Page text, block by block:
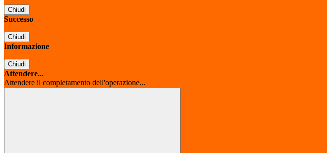
Chiudi
Successo
Chiudi
Informazione
Chiudi
Attendere...
Attendere il completamento dell'operazione...